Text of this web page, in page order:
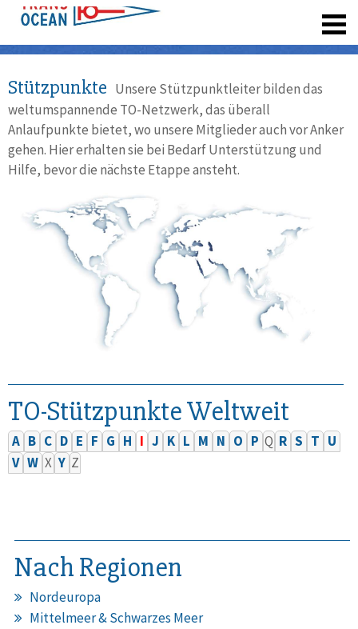
Stützpunkte Unsere Stützpunktleiter bilden das
weltumspannende TO-Netzwerk, das überall
Anlaufpunkte bietet, wo unsere Mitglieder auch vor Anker
gehen. Hier erhalten sie bei Bedarf Unterstützung und
Hilfe, bevor die nächste Etappe ansteht.
TO-Stützpunkte Weltweit
A B C D E F G H I J K L M N O P Q R S T U
V W X Y Z
Nach Regionen
Nordeuropa
Mittelmeer & Schwarzes Meer